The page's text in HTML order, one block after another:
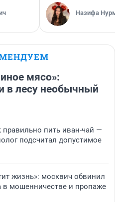
Назифа
мясо»:
в лесу необычный
правильно пить иван-чай —
подсчитал допустимое
жизнь»: москвич обвинил
в мошенничестве и пропаже